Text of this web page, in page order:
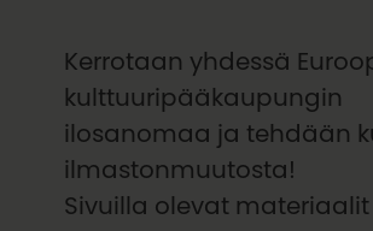
Kerrotaan yhdessä
kulttuuripääkaupungin
ilosanomaa ja tehdään
ilmastonmuutosta!
Sivuilla olevat